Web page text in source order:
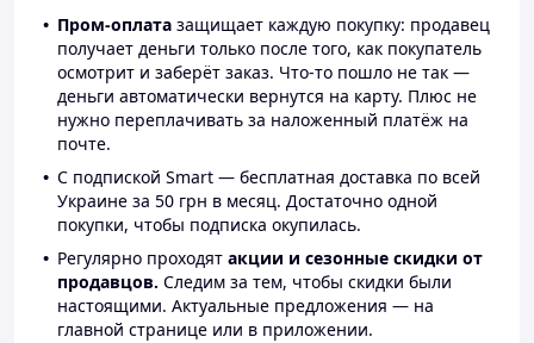
Пром-оплата защищает каждую покупку: продавец
получает деньги только после того, как покупатель
осмотрит и заберёт заказ. Что-то пошло не так —
деньги автоматически вернутся на карту. Плюс не
нужно переплачивать за наложенный платёж на
почте.
С подпиской Smart — бесплатная доставка по всей
Украине за 50 грн в месяц. Достаточно одной
покупки, чтобы подписка окупилась.
Регулярно проходят акции и сезонные скидки от
продавцов. Следим за тем, чтобы скидки были
настоящими. Актуальные предложения — на
главной странице или в приложении.